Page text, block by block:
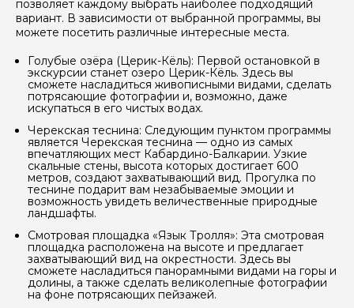
позволяет каждому выбрать наиболее подходящий
вариант. В зависимости от выбранной программы, вы
можете посетить различные интересные места.
Голубые озёра (Церик-Кёль): Первой остановкой в
экскурсии станет озеро Церик-Кёль. Здесь вы
сможете насладиться живописными видами, сделать
потрясающие фотографии и, возможно, даже
искупаться в его чистых водах.
Черекская теснина: Следующим пунктом программы
является Черекская теснина — одно из самых
впечатляющих мест Кабардино-Балкарии. Узкие
скальные стены, высота которых достигает 600
метров, создают захватывающий вид. Прогулка по
теснине подарит вам незабываемые эмоции и
возможность увидеть величественные природные
ландшафты.
Смотровая площадка «Язык Тролля»: Эта смотровая
площадка расположена на высоте и предлагает
захватывающий вид на окрестности. Здесь вы
сможете насладиться панорамными видами на горы и
долины, а также сделать великолепные фотографии
на фоне потрясающих пейзажей.
Задайте свой вопрос гиду
Как вас зовут
Ваша электронная почта
Ваш номер телефона